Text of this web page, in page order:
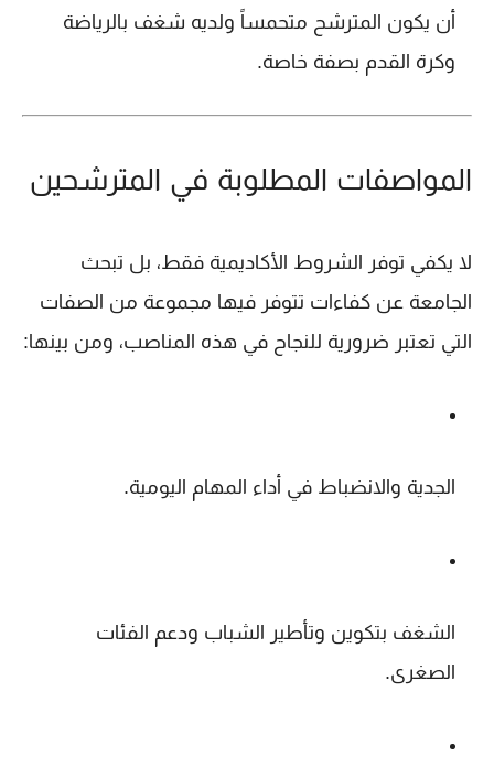
أن يكون المترشح متحمساً ولديه شغف بالرياضة
وكرة القدم بصفة خاصة.
المواصفات المطلوبة في المترشحين
لا يكفي توفر الشروط الأكاديمية فقط، بل تبحث
الجامعة عن كفاءات تتوفر فيها مجموعة من الصفات
التي تعتبر ضرورية للنجاح في هذه المناصب، ومن بينها:
الجدية والانضباط في أداء المهام اليومية.
الشغف بتكوين وتأطير الشباب ودعم الفئات
الصغرى.